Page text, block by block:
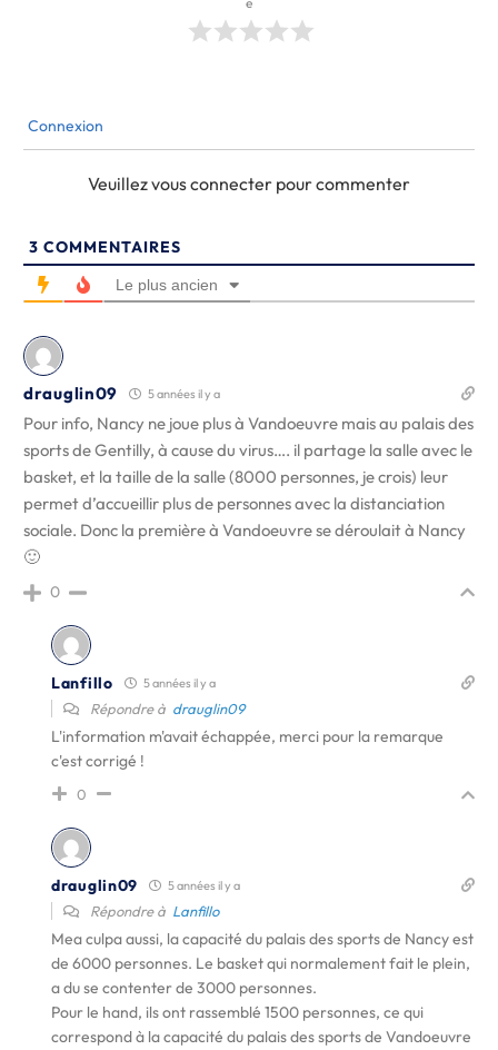
Connexion
Veuillez vous connecter pour commenter
3 COMMENTAIRES
Le plus ancien
drauglin09 5 années il y a
Pour info, Nancy ne joue plus à Vandoeuvre mais au palais des
sports de Gentilly, à cause du virus…. il partage la salle avec le
basket, et la taille de la salle (8000 personnes, je crois) leur
permet d’accueillir plus de personnes avec la distanciation
sociale. Donc la première à Vandoeuvre se déroulait à Nancy
🙂
0
Lanfillo 5 années il y a
Répondre à drauglin09
L'information m'avait échappée, merci pour la remarque
c'est corrigé !
0
drauglin09 5 années il y a
Répondre à Lanfillo
Mea culpa aussi, la capacité du palais des sports de Nancy est
de 6000 personnes. Le basket qui normalement fait le plein,
a du se contenter de 3000 personnes.
Pour le hand, ils ont rassemblé 1500 personnes, ce qui
correspond à la capacité du palais des sports de Vandoeuvre